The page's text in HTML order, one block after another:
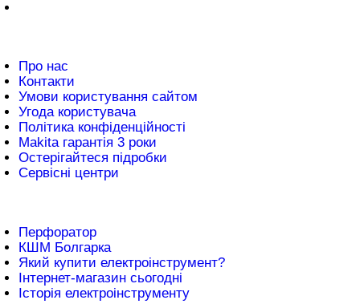
Про нас
Контакти
Умови користування сайтом
Угода користувача
Політика конфіденційності
Makita гарантія 3 роки
Остерігайтеся підробки
Сервісні центри
Перфоратор
КШМ Болгарка
Який купити електроінструмент?
Інтернет-магазин сьогодні
Історія електроінструменту